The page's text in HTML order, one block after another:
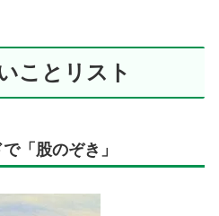
ことリスト
「股のぞき」